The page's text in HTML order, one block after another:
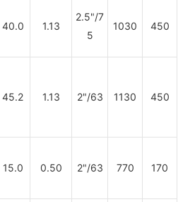
40.0 1.13
2.5"/7
5
1030 450
45.2 1.13 2"/63 1130 450
15.0 0.50 2"/63 770 170